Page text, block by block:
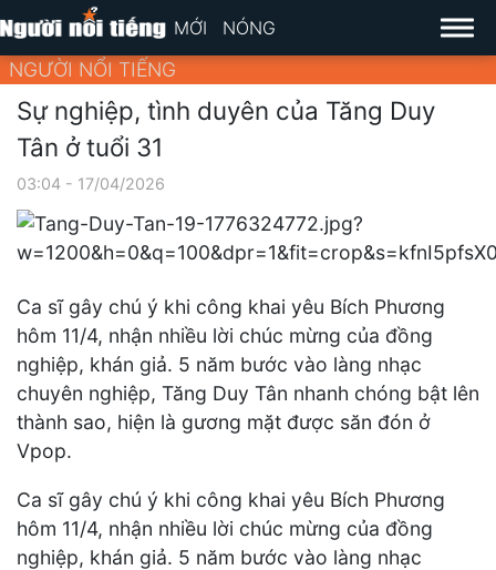
MỚI NÓNG
NGƯỜI NỔI TIẾNG
Sự nghiệp, tình duyên của Tăng Duy
Tân ở tuổi 31
03:04 - 17/04/2026
Ca sĩ gây chú ý khi công khai yêu Bích Phương
hôm 11/4, nhận nhiều lời chúc mừng của đồng
nghiệp, khán giả. 5 năm bước vào làng nhạc
chuyên nghiệp, Tăng Duy Tân nhanh chóng bật lên
thành sao, hiện là gương mặt được săn đón ở
Vpop.
Ca sĩ gây chú ý khi công khai yêu Bích Phương
hôm 11/4, nhận nhiều lời chúc mừng của đồng
nghiệp, khán giả. 5 năm bước vào làng nhạc